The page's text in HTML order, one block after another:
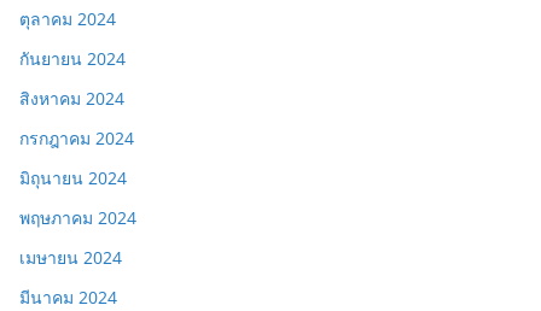
ตุลาคม 2024
กันยายน 2024
สิงหาคม 2024
กรกฎาคม 2024
มิถุนายน 2024
พฤษภาคม 2024
เมษายน 2024
มีนาคม 2024